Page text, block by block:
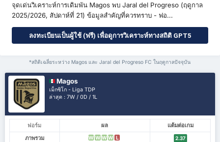
จุดเด่นวิเคราะห์การเดิมพัน Magos พบ Jaral del Progreso (ฤดูกาล
2025/2026, สัปดาห์ที่ 21) ข้อมูลสำคัญที่ควรทราบ - ฟอ...
ลงทะเบียนเป็นผู้ใช้ (ฟรี) เพื่อดูการวิเคราะห์ทางสถิติ GPT5
*สถิติเฉลี่ยระหว่าง Magos และ Jaral del Progreso FC ในฤดูกาลปัจจุบัน
Magos
เม็กซิโก - Liga TDP
ล่าสุด : 7W / 0D / 1L
ฟอร์ม ผล
แต้มต่อเกม
ภาพรวม
W W W W L 2.37